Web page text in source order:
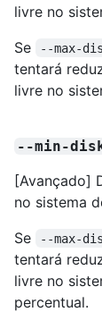
livre no
Se
--max-
tentará
livre no
--min-
[Avançado]
no sistema
Se
--max-
tentará
livre no
percentual.